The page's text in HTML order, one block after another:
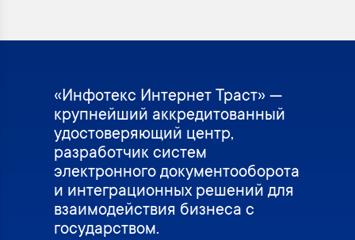
«Инфотекс Интернет Траст» —
крупнейший аккредитованный
удостоверяющий центр,
разработчик систем
электронного документооборота
и интеграционных решений для
взаимодействия бизнеса с
государством.